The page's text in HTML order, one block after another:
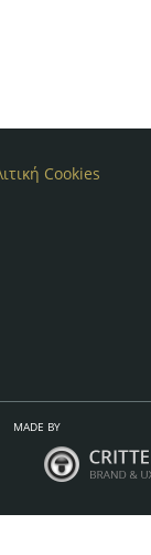
Cookies
MADE BY